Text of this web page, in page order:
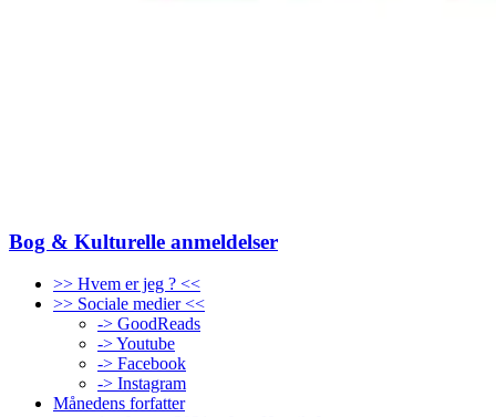
Bog & Kulturelle anmeldelser
>> Hvem er jeg ? <<
>> Sociale medier <<
-> GoodReads
-> Youtube
-> Facebook
-> Instagram
Månedens forfatter